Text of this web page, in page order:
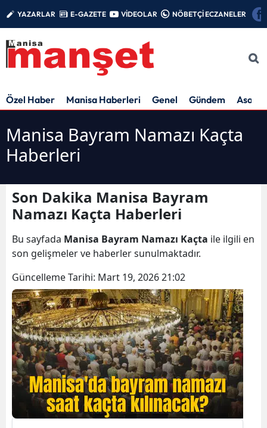
YAZARLAR E-GAZETE VİDEOLAR NÖBETÇİ ECZANELER
Özel Haber Manisa Haberleri Genel Gündem Asayiş
Manisa Bayram Namazı Kaçta
Haberleri
Son Dakika Manisa Bayram
Namazı Kaçta Haberleri
Bu sayfada Manisa Bayram Namazı Kaçta ile ilgili en
son gelişmeler ve haberler sunulmaktadır.
Güncelleme Tarihi: Mart 19, 2026 21:02